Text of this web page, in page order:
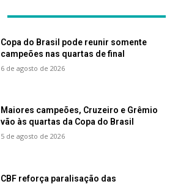
Copa do Brasil pode reunir somente
campeões nas quartas de final
6 de agosto de 2026
Maiores campeões, Cruzeiro e Grêmio
vão às quartas da Copa do Brasil
5 de agosto de 2026
CBF reforça paralisação das